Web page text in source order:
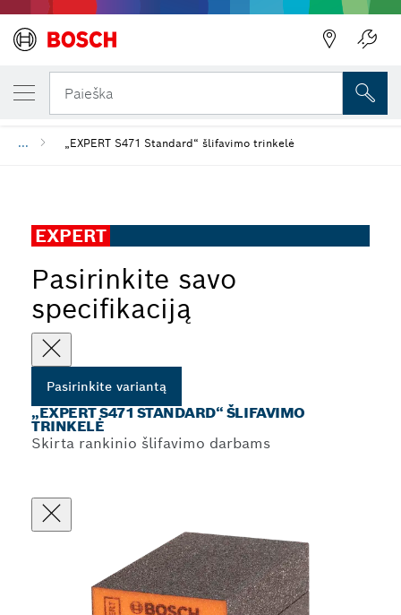
Paieška
... „EXPERT S471 Standard“ šlifavimo trinkelė
EXPERT
Pasirinkite savo
specifikaciją
Pasirinkite variantą
„EXPERT S471 STANDARD“ ŠLIFAVIMO
TRINKELĖ
Skirta rankinio šlifavimo darbams
JŪSŲ PASIRINKTAS VARIANTAS
„EXPERT S471 Standard“ šlifavimo trinkelė